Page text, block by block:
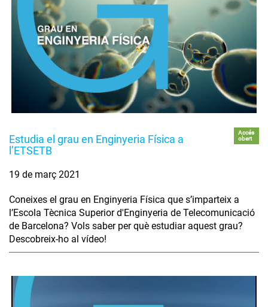
Estudia el grau en Enginyeria Física a
l’ETSETB
Accés
obert
19 de març 2021
Coneixes el grau en Enginyeria Física que s’imparteix a
l’Escola Tècnica Superior d'Enginyeria de Telecomunicació
de Barcelona? Vols saber per què estudiar aquest grau?
Descobreix-ho al vídeo!